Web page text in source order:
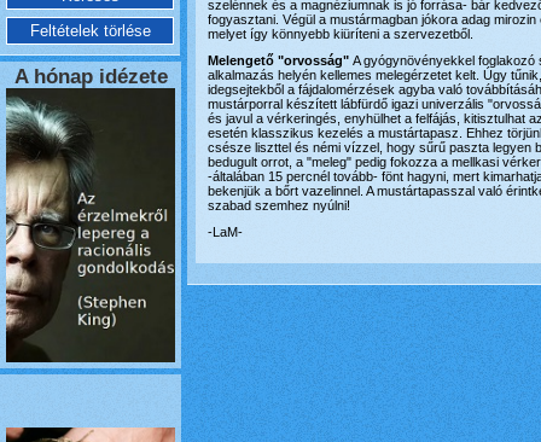
A hónap idézete
szelénnek és a magnéziumnak is jó forrása- bár
fogyasztani. Végül a mustármagban jókora adag
melyet így könnyebb kiüríteni a szervezetből.
Melengető "orvosság" A gyógynövényekkel
alkalmazás helyén kellemes melegérzetet kelt. Úgy
idegsejtekből a fájdalomérzések agyba való
mustárporral készített lábfürdő igazi univerzális
és javul a vérkeringés, enyhülhet a felfájás, kitisztulhat
esetén klasszikus kezelés a mustártapasz. Ehhez
csésze liszttel és némi vízzel, hogy sűrű paszta legyen
bedugult orrot, a "meleg" pedig fokozza a mellkasi
-általában 15 percnél tovább- fönt hagyni, mert
bekenjük a bőrt vazelinnel. A mustártapasszal való
szabad szemhez nyúlni!
-LaM-